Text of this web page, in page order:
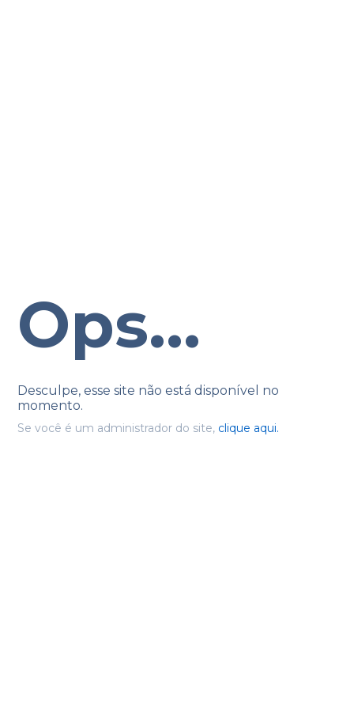
Ops...
Desculpe, esse site não está disponível no
momento.
Se você é um administrador do site, clique aqui.